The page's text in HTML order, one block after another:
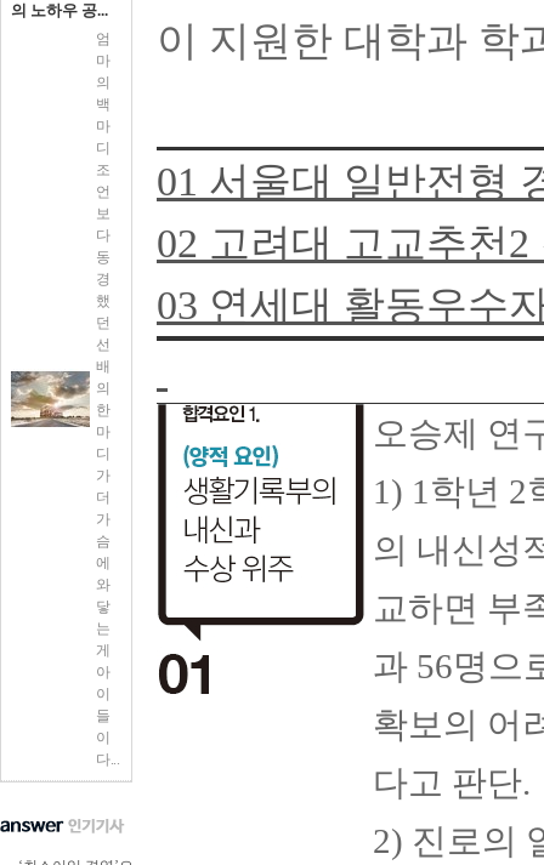
의 노하우 공...
엄
마
의
백
마
디
조
언
보
다
동
경
했
던
선
배
의
한
마
디
가
더
가
슴
에
와
닿
는
게
아
이
들
이
다...
이 지원한 대학과 학
01 서울대 일반전형
02 고려대 고교추천
03 연세대 활동우수
오승제 연
1) 1학년 2
의 내신성
교하면 부
과 56명으
확보의 어
다고 판단.
2) 진로의